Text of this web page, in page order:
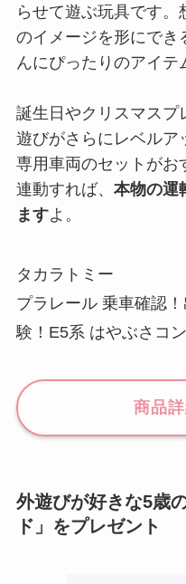
らせて遊ぶ玩具です
のイメージを形にでき
んにぴったりのアイテ
誕生日やクリスマスプ
遊びがさらにレベルア
専用車両のセットがお
連動すれば、 本物の運
ますよ。
タカラトミー
プラレール 乗車確認
験！E5系 はやぶさコ
商品
外遊びが好きな5歳
ド」をプレゼント